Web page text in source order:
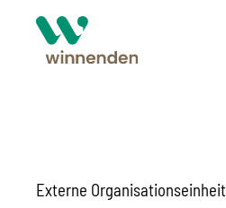
Externe Organisationseinheit